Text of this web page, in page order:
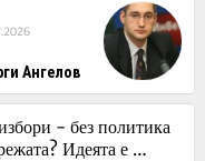
Ангелов
- без политика
Идеята е